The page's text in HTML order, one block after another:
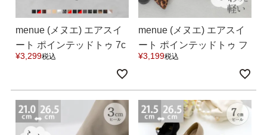
menue (メヌエ) エアスイ
ート ポインテッドトゥ 7c
mヒールパンプス 送料無
¥3,299税込
menue (メヌエ) エアスイ
ート ポインテッドトゥ フ
ラットパンプス 送料無料
¥3,199税込